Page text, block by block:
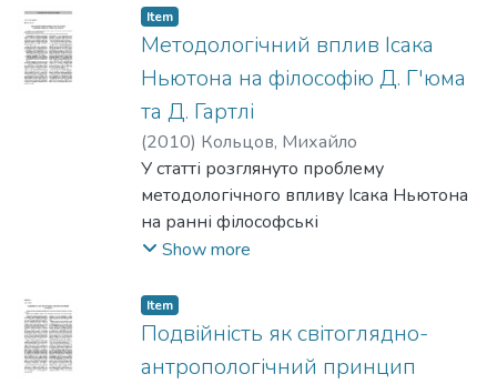
біографічного і вічного в історико-
філософському процесі. Автор показує,
що поширені звинувачення Ясперса у
психологізації та
атомізації історії філософії є
безпідставними, оскільки не
враховують наполегливе прагнення
мислителя до осягнення індивідуальних
актів філософування в контексті
philosophia perennis.
Item
Методологічний вплив Ісака
Ньютона на філософію Д. Г'юма
та Д. Гартлі
(2010) Кольцов, Михайло
У статті розглянуто проблему
методологічного впливу Ісака Ньютона
на ранні філософські
роботи Девіда Г’юма та Девіда Гартлі.
Show more
Item
Подвійність як світоглядно-
антропологічний принцип